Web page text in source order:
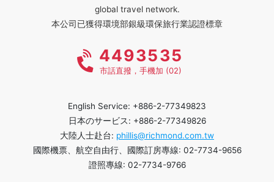
global travel network.
本公司已獲得環境部銀級環保旅行業認證標章
4493535
市話直撥，手機加 (02)
English Service: +886-2-77349823
日本のサービス: +886-2-77349826
大陸人士赴台: phillis@richmond.com.tw
國際機票、航空自由行、國際訂房專線: 02-7734-9656
證照專線: 02-7734-9766